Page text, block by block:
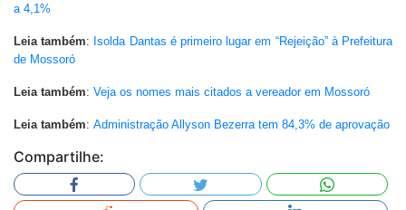
a 4,1%
Leia também: Isolda Dantas é primeiro lugar em “Rejeição” à Prefeitura
de Mossoró
Leia também: Veja os nomes mais citados a vereador em Mossoró
Leia também: Administração Allyson Bezerra tem 84,3% de aprovação
Compartilhe: